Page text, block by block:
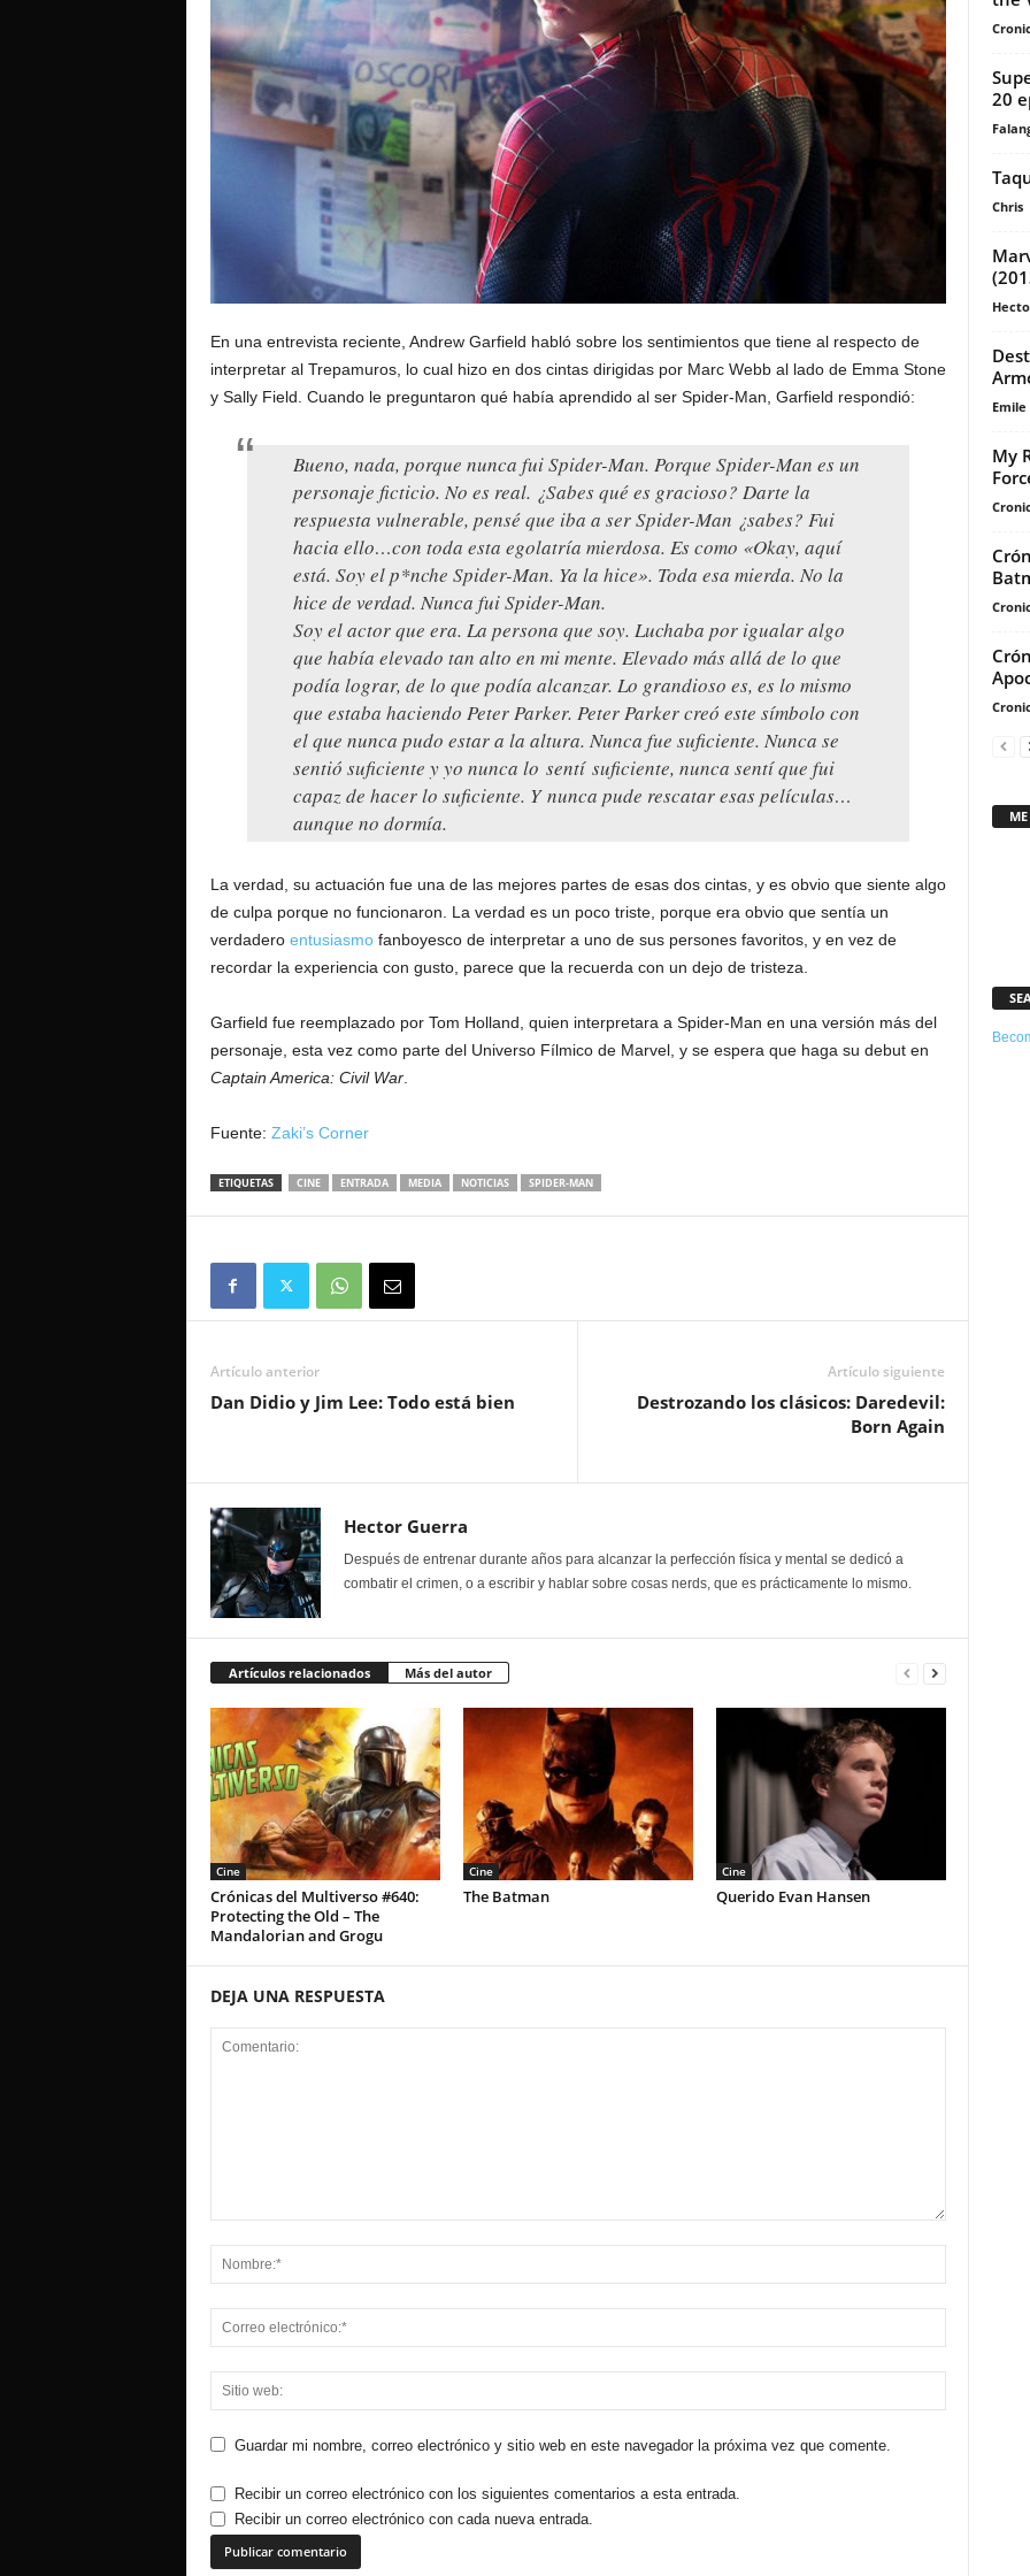
En una entrevista reciente, Andrew Garfield habló sobre los sentimientos que tiene al respecto de
interpretar al Trepamuros, lo cual hizo en dos cintas dirigidas por Marc Webb al lado de Emma Stone
y Sally Field. Cuando le preguntaron qué había aprendido al ser Spider-Man, Garfield respondió:
Bueno, nada, porque nunca fui Spider-Man. Porque Spider-Man es un
personaje ficticio. No es real. ¿Sabes qué es gracioso? Darte la
respuesta vulnerable, pensé que iba a ser Spider-Man ¿sabes? Fui
hacia ello…con toda esta egolatría mierdosa. Es como «Okay, aquí
está. Soy el p*nche Spider-Man. Ya la hice». Toda esa mierda. No la
hice de verdad. Nunca fui Spider-Man.
Soy el actor que era. La persona que soy. Luchaba por igualar algo
que había elevado tan alto en mi mente. Elevado más allá de lo que
podía lograr, de lo que podía alcanzar. Lo grandioso es, es lo mismo
que estaba haciendo Peter Parker. Peter Parker creó este símbolo con
el que nunca pudo estar a la altura. Nunca fue suficiente. Nunca se
sentió suficiente y yo nunca lo sentí suficiente, nunca sentí que fui
capaz de hacer lo suficiente. Y nunca pude rescatar esas películas…
aunque no dormía.
La verdad, su actuación fue una de las mejores partes de esas dos cintas, y es obvio que siente algo
de culpa porque no funcionaron. La verdad es un poco triste, porque era obvio que sentía un
verdadero entusiasmofanboyesco de interpretar a uno de sus persones favoritos, y en vez de
recordar la experiencia con gusto, parece que la recuerda con un dejo de tristeza.
Garfield fue reemplazado por Tom Holland, quien interpretara a Spider-Man en una versión más del
personaje, esta vez como parte del Universo Fílmico de Marvel, y se espera que haga su debut en
Captain America: Civil War.
Fuente: Zaki’s Corner
ETIQUETAS CINE ENTRADA MEDIA NOTICIAS SPIDER-MAN
Artículo anterior
Dan Didio y Jim Lee: Todo está bien
Artículo siguiente
Destrozando los clásicos: Daredevil:
Born Again
Hector Guerra
Después de entrenar durante años para alcanzar la perfección física y mental se dedicó a
combatir el crimen, o a escribir y hablar sobre cosas nerds, que es prácticamente lo mismo.
Artículos relacionados Más del autor
Cine
Crónicas del Multiverso #640:
Protecting the Old – The
Mandalorian and Grogu
Cine
The Batman
Cine
Querido Evan Hansen
DEJA UNA RESPUESTA
Guardar mi nombre, correo electrónico y sitio web en este navegador la próxima vez que comente.
Recibir un correo electrónico con los siguientes comentarios a esta entrada.
Recibir un correo electrónico con cada nueva entrada.
20
Chris
Emile
My